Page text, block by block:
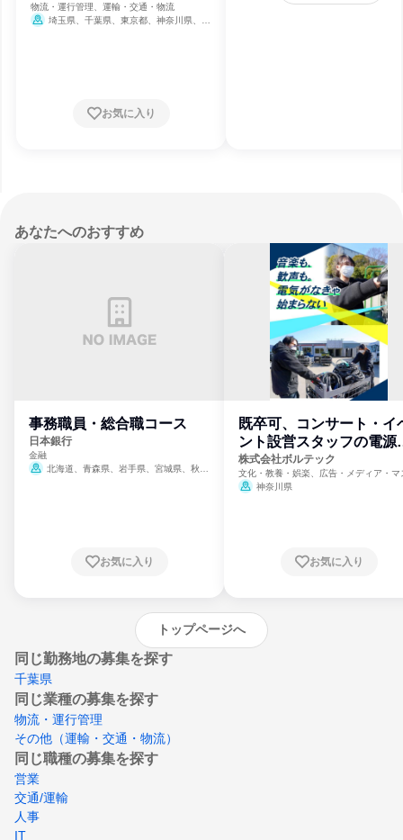
物流・運行管理、運輸・交通・物流
埼玉県、千葉県、東京都、神奈川県、静
お気に入り
あなたへのおすすめ
事務職員・総合職コース
日本銀行
金融
北海道、青森県、岩手県、宮城県、秋田
崎県、熊本県、大分県、宮崎県、鹿児島県、
お気に入り
既卒可、コンサート・イ
ント設営スタッフの電源
門
株式会社ボルテック
文化・教養・娯楽、広告・メディア・マ
ミ、電力・ガス・水道・エネルギー
神奈川県
お気に入り
トップページへ
同じ勤務地の募集を探す
千葉県
同じ業種の募集を探す
物流・運行管理
その他（運輸・交通・物流）
同じ職種の募集を探す
営業
交通/運輸
人事
IT